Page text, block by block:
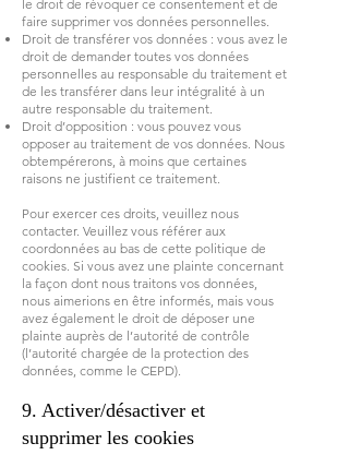
le droit de révoquer ce consentement et de
faire supprimer vos données personnelles.
Droit de transférer vos données : vous avez le
droit de demander toutes vos données
personnelles au responsable du traitement et
de les transférer dans leur intégralité à un
autre responsable du traitement.
Droit d’opposition : vous pouvez vous
opposer au traitement de vos données. Nous
obtempérerons, à moins que certaines
raisons ne justifient ce traitement.
Pour exercer ces droits, veuillez nous
contacter. Veuillez vous référer aux
coordonnées au bas de cette politique de
cookies. Si vous avez une plainte concernant
la façon dont nous traitons vos données,
nous aimerions en être informés, mais vous
avez également le droit de déposer une
plainte auprès de l’autorité de contrôle
(l’autorité chargée de la protection des
données, comme le CEPD).
9. Activer/désactiver et
supprimer les cookies